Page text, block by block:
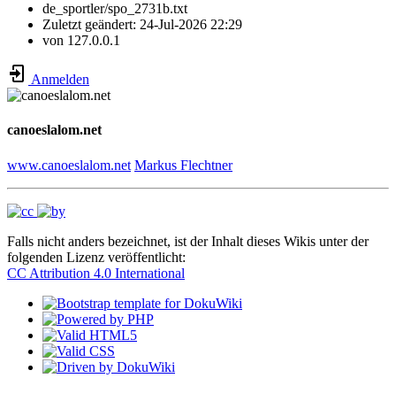
de_sportler/spo_2731b.txt
Zuletzt geändert: 24-Jul-2026 22:29
von 127.0.0.1
Anmelden
canoeslalom.net
www.canoeslalom.net Markus Flechtner
Falls nicht anders bezeichnet, ist der Inhalt dieses Wikis unter der
folgenden Lizenz veröffentlicht:
CC Attribution 4.0 International